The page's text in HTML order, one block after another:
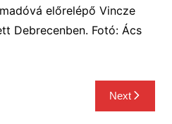
előrelépő Vincze
Debrecenben. Fotó: Ács
Next